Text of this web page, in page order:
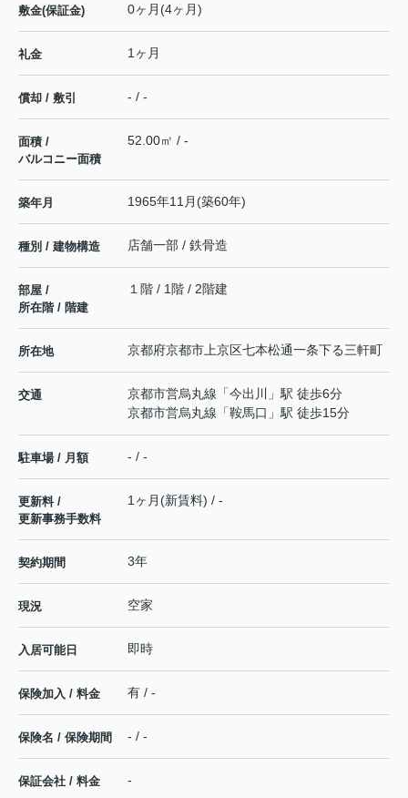
敷金(保証金) 0ヶ月(4ヶ月)
礼金 1ヶ月
償却 / 敷引 - / -
面積 /
バルコニー面積
52.00㎡ / -
築年月 1965年11月(築60年)
種別 / 建物構造 店舗一部 / 鉄骨造
部屋 /
所在階 / 階建
１階 / 1階 / 2階建
所在地 京都府京都市上京区七本松通一条下る三軒町
交通 京都市営烏丸線 「今出川
」駅 徒歩6分
京都市営烏丸線 「鞍馬口 」駅 徒歩15分
駐車場 / 月額 - / -
更新料 /
更新事務手数料
1ヶ月(新賃料) / -
契約期間 3年
現況 空家
入居可能日 即時
保険加入 / 料金 有 / -
保険名 / 保険期間 - / -
保証会社 / 料金
-